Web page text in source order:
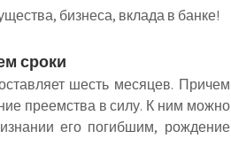
сроки
шесть месяцев. Причем
преемства в силу. К ним можно
его погибшим, рождение